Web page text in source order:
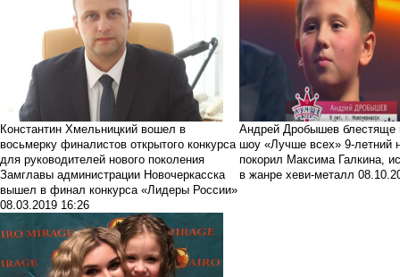
Константин Хмельницкий вошел в
восьмерку финалистов открытого конкурса
для руководителей нового поколения
Замглавы администрации Новочеркасска
вышел в финал конкурса «Лидеры России»
08.03.2019 16:26
Андрей Дробышев блестяще
шоу «Лучше всех» 9-летний
покорил Максима Галкина,
в жанре хеви-металл